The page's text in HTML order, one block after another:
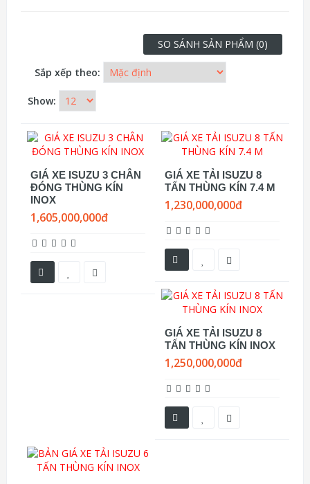
SO SÁNH SẢN PHẨM (0)
Sắp xếp theo:
Show:
GIÁ XE ISUZU 3 CHÂN
ĐÓNG THÙNG KÍN
INOX
1,605,000,000đ
GIÁ XE TẢI ISUZU 8
TẤN THÙNG KÍN 7.4 M
1,230,000,000đ
GIÁ XE TẢI ISUZU 8
TẤN THÙNG KÍN INOX
1,250,000,000đ